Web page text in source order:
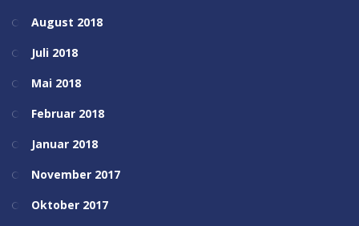
August 2018
Juli 2018
Mai 2018
Februar 2018
Januar 2018
November 2017
Oktober 2017